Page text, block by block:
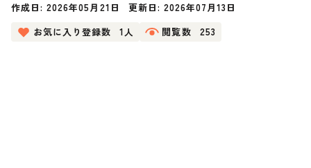
作成日:2026年05月21日 更新日: 2026年07月13日
お気に入り登録数
1人 閲覧数 253